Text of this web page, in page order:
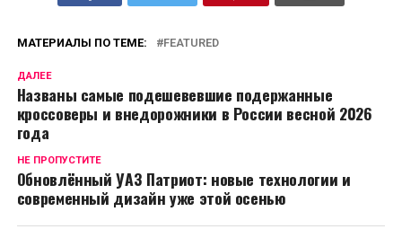
МАТЕРИАЛЫ ПО ТЕМЕ: FEATURED
ДАЛЕЕ
Названы самые подешевевшие подержанные
кроссоверы и внедорожники в России весной 2026
года
НЕ ПРОПУСТИТЕ
Обновлённый УАЗ Патриот: новые технологии и
современный дизайн уже этой осенью